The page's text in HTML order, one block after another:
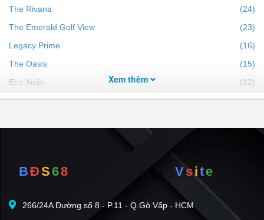
The Rivana
(24)
The Emerald Golf View
(23)
Legacy Prime
(16)
The Oasis
(15)
Eco Xuân
(12)
Ben Hill
(7)
City Tower
Tecco Home An Phú
Xem thêm
BĐS68 Vsite
266/24A Đường số 8 - P.11 - Q.Gò Vấp - HCM